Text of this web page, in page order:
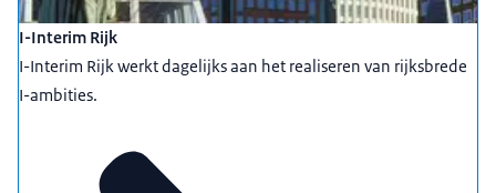
I-Interim Rijk
I-Interim Rijk werkt dagelijks aan het realiseren van rijksbrede
I-ambities.